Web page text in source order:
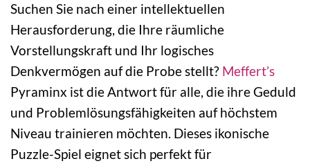
Suchen Sie nach einer intellektuellen
Herausforderung, die Ihre räumliche
Vorstellungskraft und Ihr logisches
Denkvermögen auf die Probe stellt? Meffert’s
Pyraminx ist die Antwort für alle, die ihre Geduld
und Problemlösungsfähigkeiten auf höchstem
Niveau trainieren möchten. Dieses ikonische
Puzzle-Spiel eignet sich perfekt für